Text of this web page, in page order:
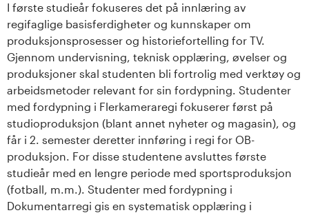
t
e
t
e
t
I første studieår fokuseres det på innlæring av
regifaglige basisferdigheter og kunnskaper om
produksjonsprosesser og historiefortelling for TV.
Gjennom undervisning, teknisk opplæring, øvelser og
produksjoner skal studenten bli fortrolig med verktøy og
arbeidsmetoder relevant for sin fordypning. Studenter
med fordypning i Flerkameraregi fokuserer først på
studioproduksjon (blant annet nyheter og magasin), og
får i 2. semester deretter innføring i regi for OB-
produksjon. For disse studentene avsluttes første
studieår med en lengre periode med sportsproduksjon
(fotball, m.m.). Studenter med fordypning i
Dokumentarregi gis en systematisk opplæring i